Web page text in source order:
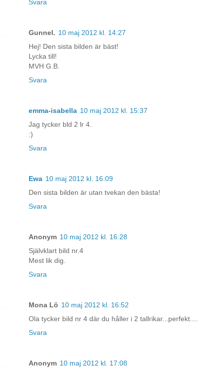
Svara
Gunnel. 10 maj 2012 kl. 14:27
Hej! Den sista bilden är bäst!
Lycka till!
MVH G.B.
Svara
emma-isabella 10 maj 2012 kl. 15:37
Jag tycker bld 2 lr 4.
:)
Svara
Ewa 10 maj 2012 kl. 16:09
Den sista bilden är utan tvekan den bästa!
Svara
Anonym 10 maj 2012 kl. 16:28
Självklart bild nr.4
Mest lik dig.
Svara
Mona Lö 10 maj 2012 kl. 16:52
Ola tycker bild nr 4 där du håller i 2 tallrikar...perfekt....
Svara
Anonym 10 maj 2012 kl. 17:08